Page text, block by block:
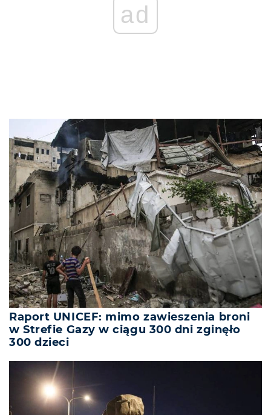
ad
Raport UNICEF: mimo zawieszenia broni
w Strefie Gazy w ciągu 300 dni zginęło
300 dzieci